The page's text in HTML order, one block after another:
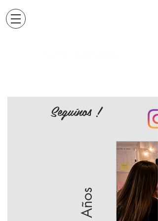
Seguínos !